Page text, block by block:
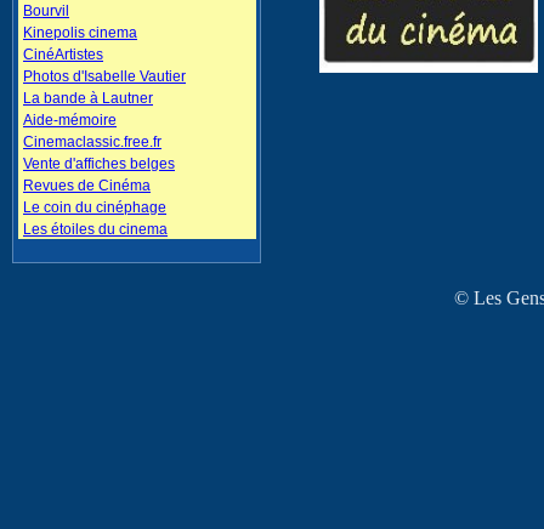
Bourvil
Kinepolis cinema
CinéArtistes
Photos d'Isabelle Vautier
La bande à Lautner
Aide-mémoire
Cinemaclassic.free.fr
Vente d'affiches belges
Revues de Cinéma
Le coin du cinéphage
Les étoiles du cinema
© Les